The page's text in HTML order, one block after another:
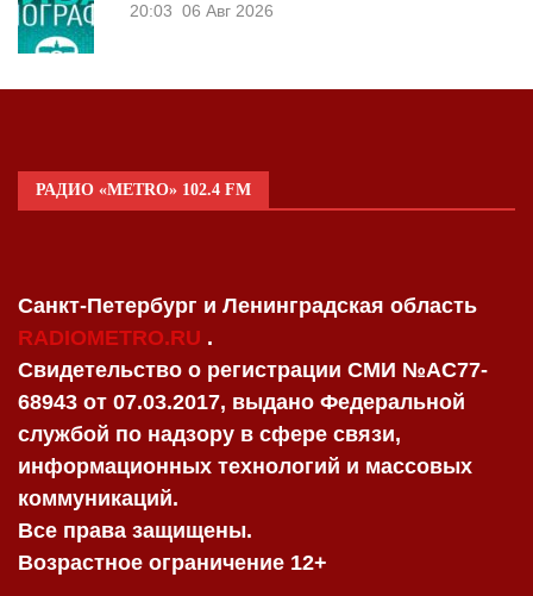
20:03 06 Авг 2026
РАДИО «METRO» 102.4 FM
Санкт-Петербург и Ленинградская область
RADIOMETRO.RU .
Свидетельство о регистрации СМИ №AC77-
68943 от 07.03.2017, выдано Федеральной
службой по надзору в сфере связи,
информационных технологий и массовых
коммуникаций.
Все права защищены.
Возрастное ограничение 12+